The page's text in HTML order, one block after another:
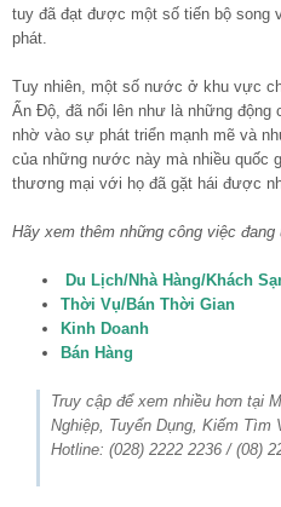
tuy đã đạt được một số tiến bộ song
phát.
Tuy nhiên, một số nước ở khu vực
Ấn Độ, đã nổi lên như là những
nhờ vào sự phát triển mạnh mẽ và
của những nước này mà nhiều quốc
thương mại với họ đã gặt hái được
Hãy xem thêm những công việc
Du Lịch/Nhà Hàng/Khách
Thời Vụ/Bán Thời Gian
Kinh Doanh
Bán Hàng
Truy cập để xem nhiều hơn tại
Nghiệp, Tuyển Dụng, Kiếm Tìm
Hotline: (028) 2222 2236 / (08)